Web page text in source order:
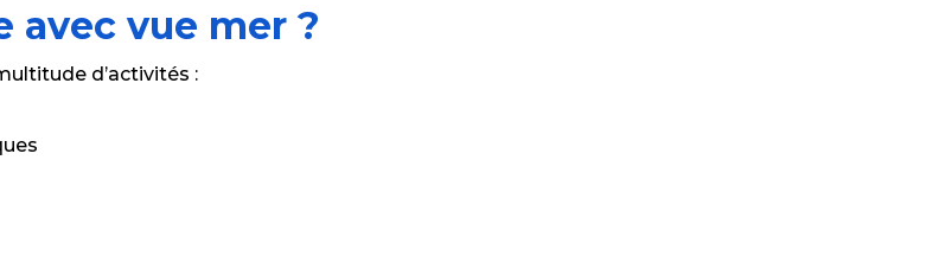
avec vue mer ?
d’activités :